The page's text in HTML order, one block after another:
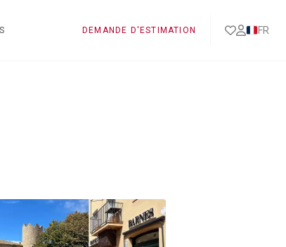
DEMANDE D'ESTIMATION FR